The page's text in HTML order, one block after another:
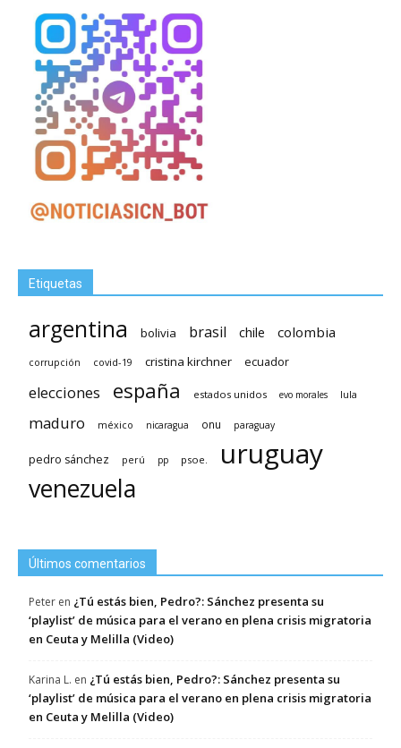
Etiquetas
argentina bolivia brasil chile colombia
corrupción covid-19 cristina kirchner ecuador
elecciones españa estados unidos evo morales lula
maduro méxico nicaragua onu paraguay
pedro sánchez perú pp psoe. uruguay
venezuela
Últimos comentarios
Peter en ¿Tú estás bien, Pedro?: Sánchez presenta su
‘playlist’ de música para el verano en plena crisis migratoria
en Ceuta y Melilla (Video)
Karina L. en ¿Tú estás bien, Pedro?: Sánchez presenta su
‘playlist’ de música para el verano en plena crisis migratoria
en Ceuta y Melilla (Video)